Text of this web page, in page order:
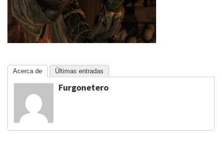
Acerca de Últimas entradas
Furgonetero